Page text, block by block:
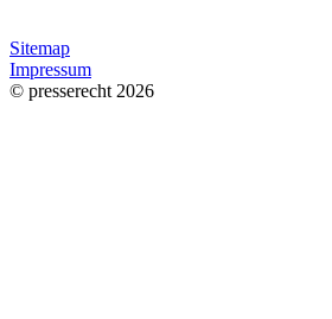
Sitemap
Impressum
© presserecht 2026